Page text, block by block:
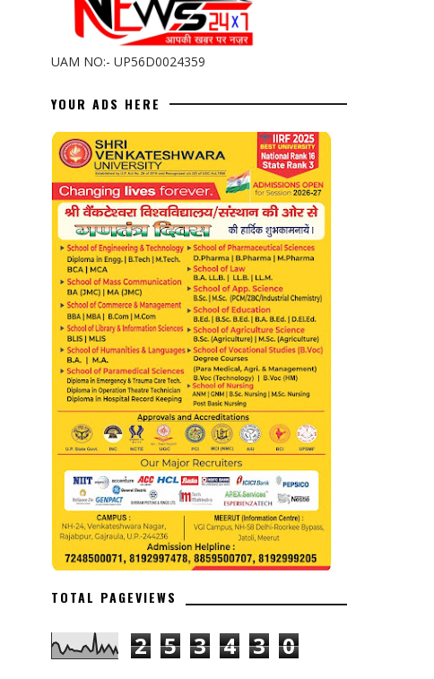
UAM NO:- UP56D0024359
YOUR ADS HERE
TOTAL PAGEVIEWS
2 5 3 4 3 0